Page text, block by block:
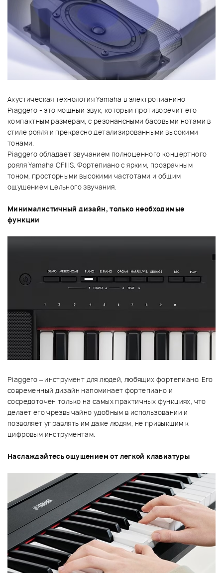
Акустическая технология Yamaha в электропианино
Piaggero - это мощный звук, который противоречит его
компактным размерам, с резонансными басовыми нотами в
стиле рояля и прекрасно детализированными высокими
тонами.
Piaggero обладает звучанием полноценного концертного
рояля Yamaha CFIIIS. Фортепиано с ярким, прозрачным
тоном, просторными высокими частотами и общим
ощущением цельного звучания.
Минималистичный дизайн, только необходимые
функции
Piaggero – инструмент для людей, любящих фортепиано. Его
современный дизайн напоминает фортепиано и
сосредоточен только на самых практичных функциях, что
делает его чрезвычайно удобным в использовании и
позволяет управлять им даже людям, не привыкшим к
цифровым инструментам.
Наслаждайтесь ощущением от легкой клавиатуры